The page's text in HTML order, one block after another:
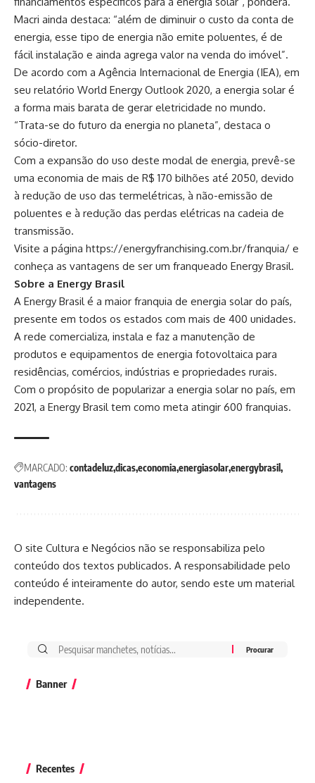
Macri ainda destaca: “além de diminuir o custo da conta de
energia, esse tipo de energia não emite poluentes, é de
fácil instalação e ainda agrega valor na venda do imóvel”.
De acordo com a Agência Internacional de Energia (IEA), em
seu relatório World Energy Outlook 2020, a energia solar é
a forma mais barata de gerar eletricidade no mundo.
“Trata-se do futuro da energia no planeta”, destaca o
sócio-diretor.
Com a expansão do uso deste modal de energia, prevê-se
uma economia de mais de R$ 170 bilhões até 2050, devido
à redução de uso das termelétricas, à não-emissão de
poluentes e à redução das perdas elétricas na cadeia de
transmissão.
Visite a página https://energyfranchising.com.br/franquia/ e
conheça as vantagens de ser um franqueado Energy Brasil.
Sobre a Energy Brasil
A Energy Brasil é a maior franquia de energia solar do país,
presente em todos os estados com mais de 400 unidades.
A rede comercializa, instala e faz a manutenção de
produtos e equipamentos de energia fotovoltaica para
residências, comércios, indústrias e propriedades rurais.
Com o propósito de popularizar a energia solar no país, em
2021, a Energy Brasil tem como meta atingir 600 franquias.
MARCADO: contadeluzdicaseconomia energiasolarenergybrasil
vantagens
O site Cultura e Negócios não se responsabiliza pelo
conteúdo dos textos publicados. A responsabilidade pelo
conteúdo é inteiramente do autor, sendo este um material
independente.
Banner
Recentes